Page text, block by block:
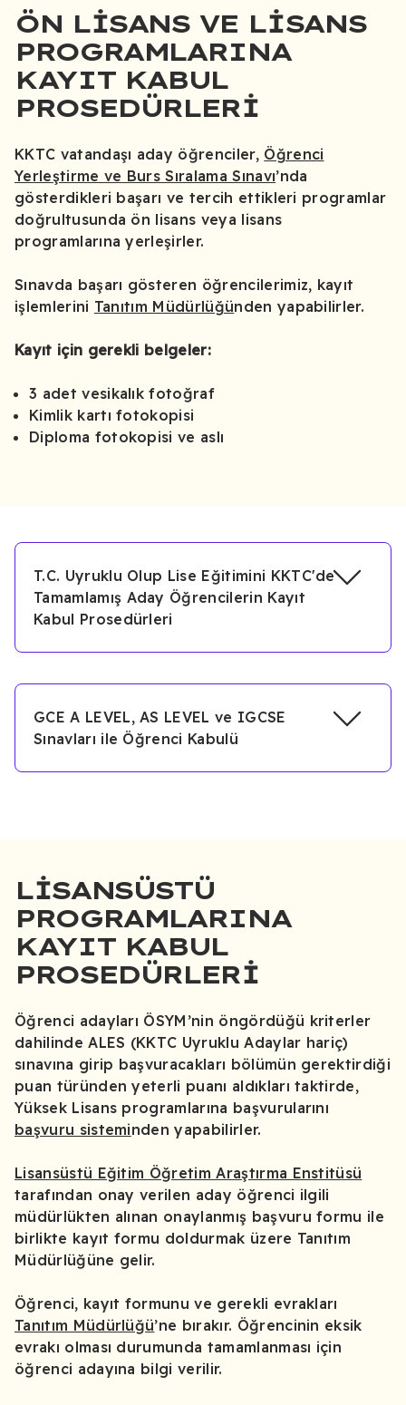
ÖN LİSANS VE LİSANS
PROGRAMLARINA
KAYIT KABUL
PROSEDÜRLERİ
KKTC vatandaşı aday öğrenciler, Öğrenci
Yerleştirme ve Burs Sıralama Sınavı’nda
gösterdikleri başarı ve tercih ettikleri programlar
doğrultusunda ön lisans veya lisans
programlarına yerleşirler.
Sınavda başarı gösteren öğrencilerimiz, kayıt
işlemlerini Tanıtım Müdürlüğünden yapabilirler.
Kayıt için gerekli belgeler:
3 adet vesikalık fotoğraf
Kimlik kartı fotokopisi
Diploma fotokopisi ve aslı
T.C. Uyruklu Olup Lise Eğitimini KKTC'de
Tamamlamış Aday Öğrencilerin Kayıt
Kabul Prosedürleri
GCE A LEVEL, AS LEVEL ve IGCSE
Sınavları ile Öğrenci Kabulü
LISANSÜSTÜ
PROGRAMLARINA
KAYIT KABUL
PROSEDÜRLERI
Öğrenci adayları ÖSYM’nin öngördüğü kriterler
dahilinde ALES (KKTC Uyruklu Adaylar hariç)
sınavına girip başvuracakları bölümün gerektirdiği
puan türünden yeterli puanı aldıkları taktirde,
Yüksek Lisans programlarına başvurularını
başvuru sisteminden yapabilirler.
Lisansüstü Eğitim Öğretim Araştırma Enstitüsü
tarafından onay verilen aday öğrenci ilgili
müdürlükten alınan onaylanmış başvuru formu ile
birlikte kayıt formu doldurmak üzere Tanıtım
Müdürlüğüne gelir.
Öğrenci, kayıt formunu ve gerekli evrakları
Tanıtım Müdürlüğü’ne bırakır. Öğrencinin eksik
evrakı olması durumunda tamamlanması için
öğrenci adayına bilgi verilir.